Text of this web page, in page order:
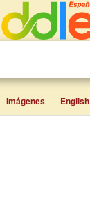
Imágenes English